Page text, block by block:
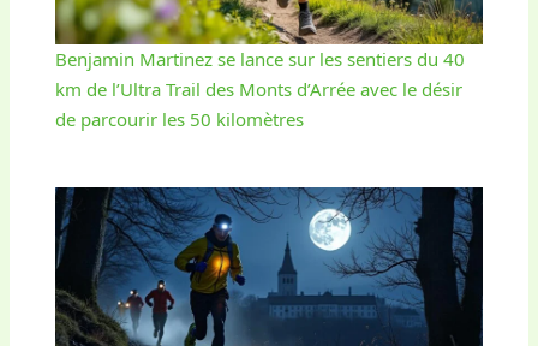
Benjamin Martinez se lance sur les sentiers du 40
km de l’Ultra Trail des Monts d’Arrée avec le désir
de parcourir les 50 kilomètres